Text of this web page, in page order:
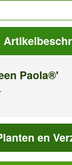
Paola®'
& pot
Paola®’
in de tuin dat
geeft. Deze
en